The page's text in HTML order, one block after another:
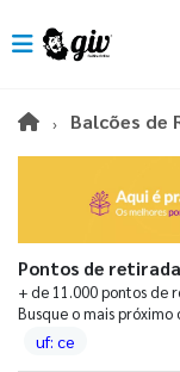
Balcões de
Pontos de retirada
+ de 11.000 pontos de
Busque o mais próximo
uf: ce